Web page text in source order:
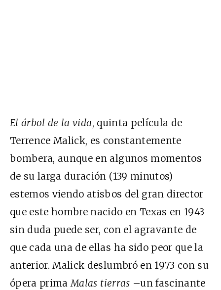
El árbol de la vida, quinta película de
Terrence Malick, es constantemente
bombera, aunque en algunos momentos
de su larga duración (139 minutos)
estemos viendo atisbos del gran director
que este hombre nacido en Texas en 1943
sin duda puede ser, con el agravante de
que cada una de ellas ha sido peor que la
anterior. Malick deslumbró en 1973 con su
ópera primaMalas tierras –un fascinante